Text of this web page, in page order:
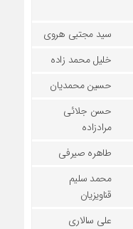
سید مجتبی هروی
خلیل محمد زاده
حسین محمدیان
حسن جلائی
مرادزاده
طاهره صیرفی
محمد سلیم
قناویزیان
علی سالاری